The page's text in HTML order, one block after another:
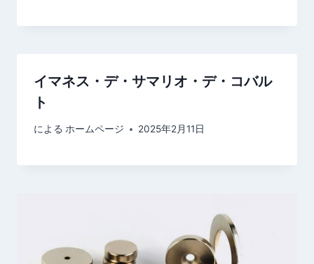
イマネス・デ・サマリオ・デ・コバル
ト
による ホームページ 2025年2月11日